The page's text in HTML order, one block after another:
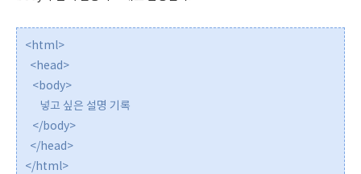
<html>
<head>
<body>
넣고 싶은 설명 기록
</body>
</head>
</html>